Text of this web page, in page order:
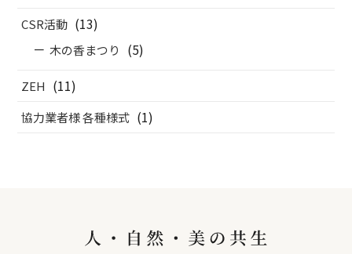
CSR活動 (13)
木の香まつり (5)
ZEH (11)
協力業者様 各種様式 (1)